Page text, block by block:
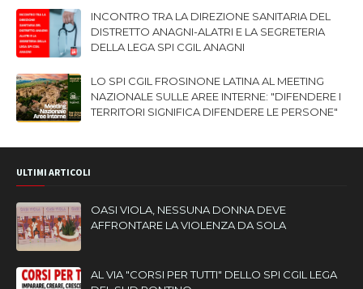
INCONTRO TRA LA DIREZIONE SANITARIA DEL
DISTRETTO ANAGNI-ALATRI E LA SEGRETERIA
DELLA LEGA SPI CGIL ANAGNI
LO SPI CGIL FROSINONE LATINA AL MEETING
NAZIONALE SULLE AREE INTERNE: "DIFENDERE I
TERRITORI SIGNIFICA DIFENDERE LE PERSONE"
ULTIMI ARTICOLI
OASI VIOLA, NESSUNA DONNA DEVE
AFFRONTARE LA VIOLENZA DA SOLA
AL VIA "CORSI PER TUTTI" DELLO SPI CGIL LEGA